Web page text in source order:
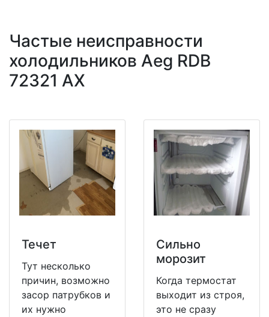
Частые неисправности
холодильников Aeg RDB
72321 AX
Течет
Тут несколько
причин, возможно
засор патрубков и
их нужно
Сильно
морозит
Когда термостат
выходит из строя,
это не сразу